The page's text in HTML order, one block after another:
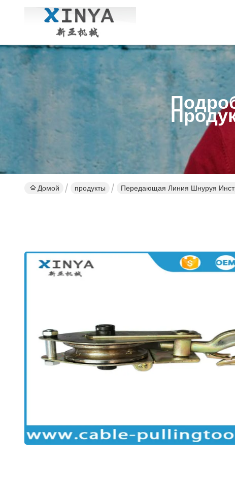
Домой продукты Передающая Линия Шнуруя